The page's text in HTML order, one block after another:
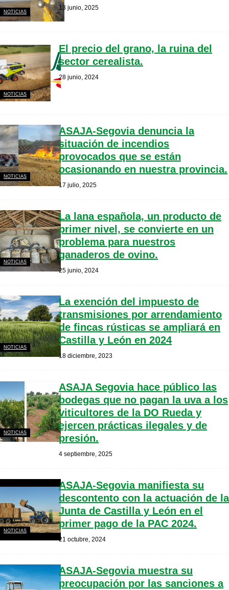
NOTICIAS
13 junio, 2025
NOTICIAS
El precio del grano, la ruina del
sector cerealista.
28 junio, 2024
NOTICIAS
ASAJA-Segovia denuncia la
situación de incendios
provocados que se están
ocasionando en nuestra provincia.
17 julio, 2025
NOTICIAS
La lana española, un producto de
primer nivel, se convierte en un
problema para nuestros
ganaderos de ovino.
25 junio, 2024
NOTICIAS
La exención del impuesto de
transmisiones por arrendamiento
de fincas rústicas se ampliará en
Castilla y León en 2024
18 diciembre, 2023
NOTICIAS
ASAJA Segovia hace público las
bodegas que no pagan la uva a los
viticultores de la DO Rueda y
ejercen prácticas ilegales y de
presión.
4 septiembre, 2025
NOTICIAS
ASAJA-Segovia manifiesta su
descontento con la actuación de la
Junta de Castilla y León en el
primer pago de la PAC 2024.
21 octubre, 2024
ASAJA-Segovia muestra su
preocupación por las sanciones a